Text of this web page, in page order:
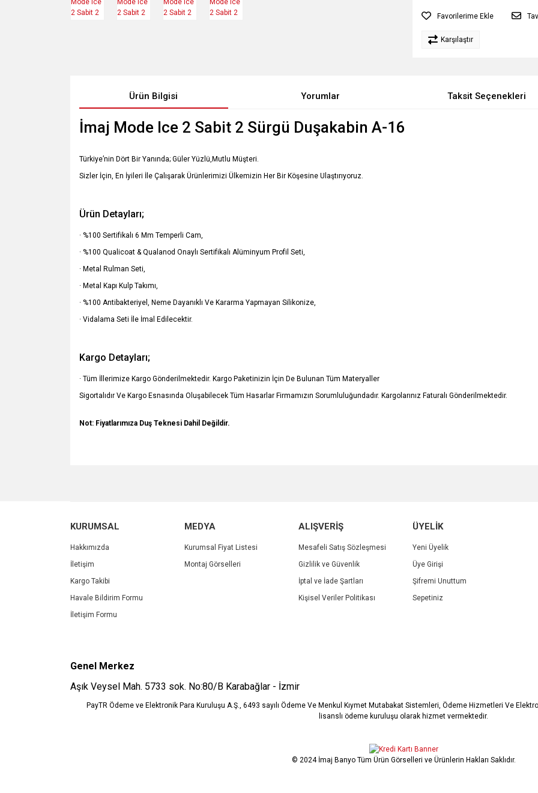
Karşılaştır
Ürün Bilgisi Yorumlar Taksit Seçenekleri
İmaj Mode Ice 2 Sabit 2 Sürgü Duşakabin A-16
Türkiye’nin Dört Bir Yanında; Güler Yüzlü,Mutlu Müşteri.
Sizler İçin, En İyileri İle Çalışarak Ürünlerimizi Ülkemizin Her Bir Köşesine Ulaştırıyoruz.
Ürün Detayları;
· %100 Sertifikalı 6 Mm Temperli Cam,
· %100 Qualicoat & Qualanod Onaylı Sertifikalı Alüminyum Profil Seti,
· Metal Rulman Seti,
· Metal Kapı Kulp Takımı,
· %100 Antibakteriyel, Neme Dayanıklı Ve Kararma Yapmayan Silikonize,
· Vidalama Seti İle İmal Edilecektir.
Kargo Detayları;
· Tüm İllerimize Kargo Gönderilmektedir. Kargo Paketinizin İçin De Bulunan Tüm Materyaller
Sigortalıdır Ve Kargo Esnasında Oluşabilecek Tüm Hasarlar Firmamızın Sorumluluğundadır. Kargolarınız Faturalı Gönderilmektedir.
Not: Fiyatlarımıza Duş Teknesi Dahil Değildir.
Yorum Yaz
Ürün açıklamasında eksik bilgiler bulunuyor.
Ürün bilgilerinde hatalar bulunuyor.
Ürün fiyatı diğer sitelerden daha pahalı.
Bu ürüne benzer farklı alternatifler olmalı.
KURUMSAL
Hakkımızda
İletişim
Kargo Takibi
Havale Bildirim Formu
İletişim Formu
MEDYA
Kurumsal Fiyat Listesi
Montaj Görselleri
ALIŞVERİŞ
Mesafeli Satış Sözleşmesi
Gizlilik ve Güvenlik
İptal ve İade Şartları
Kişisel Veriler Politikası
ÜYELİK
Yeni Üyelik
Üye Girişi
Şifremi Unuttum
Sepetiniz
Genel Merkez
Aşık Veysel Mah. 5733 sok. No:80/B Karabağlar - İzmir
PayTR Ödeme ve Elektronik Para Kuruluşu A.Ş., 6493 sayılı Ödeme Ve Menkul Kıymet Mutabakat Sistemleri, Ödeme Hizmetleri Ve
lisanslı ödeme kuruluşu olarak hizmet vermektedir.
© 2024 İmaj Banyo Tüm Ürün Görselleri ve Ürünlerin Hakları Saklıdır.